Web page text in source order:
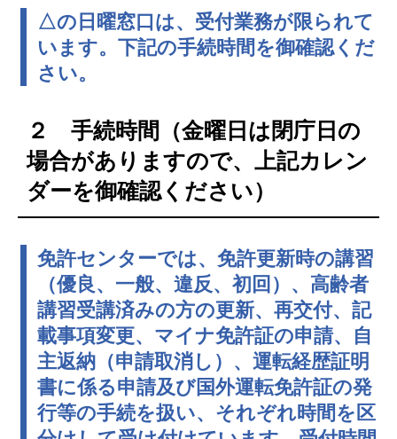
△の日曜窓口は、受付業務が限られて
います。下記の手続時間を御確認くだ
さい。
２ 手続時間（金曜日は閉庁日の
場合がありますので、上記カレン
ダーを御確認ください）
免許センターでは、免許更新時の講習
（優良、一般、違反、初回）、高齢者
講習受講済みの方の更新、再交付、記
載事項変更、マイナ免許証の申請、自
主返納（申請取消し）、運転経歴証明
書に係る申請及び国外運転免許証の発
行等の手続を扱い、それぞれ時間を区